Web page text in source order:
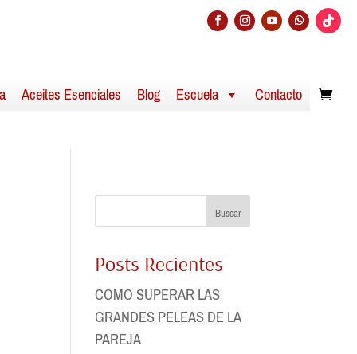
Aceites Esenciales Blog Escuela Contacto
Buscar
Posts Recientes
COMO SUPERAR LAS
GRANDES PELEAS DE LA
PAREJA